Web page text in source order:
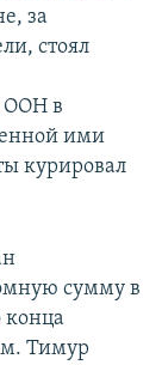
за
стоял
ООН в
ими
курировал
сумму в
конца
Тимур